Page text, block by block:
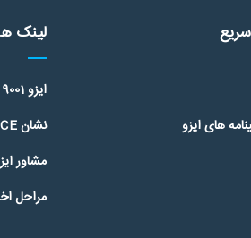
لینک
ایزو 9001
نشان CE
مشاور
مراحل
های ایزو